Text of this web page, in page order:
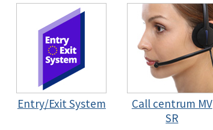
Entry/Exit System
Call centrum MV
SR